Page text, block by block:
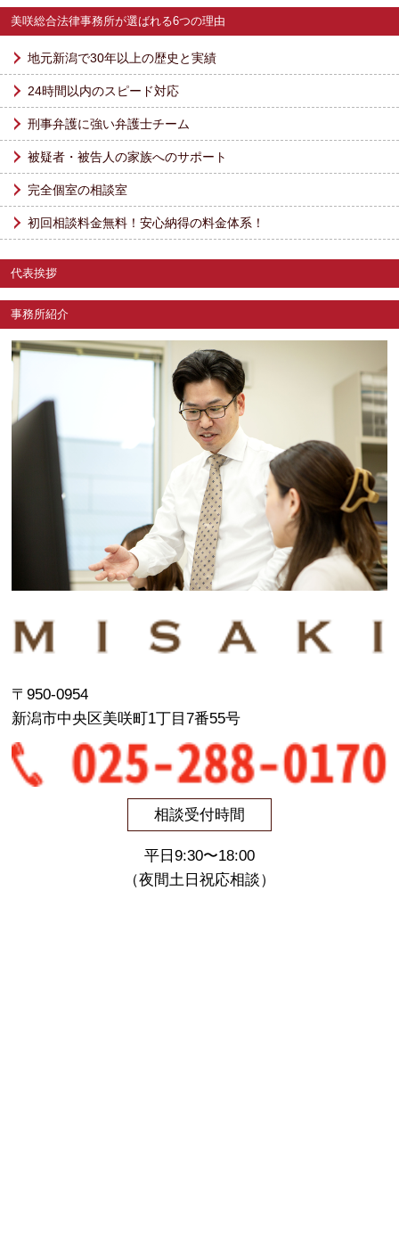
美咲総合法律事務所が選ばれる6つの理由
地元新潟で30年以上の歴史と実績
24時間以内のスピード対応
刑事弁護に強い弁護士チーム
被疑者・被告人の家族へのサポート
完全個室の相談室
初回相談料金無料！安心納得の料金体系！
代表挨拶
事務所紹介
〒950-0954
新潟市中央区美咲町1丁目7番55号
相談受付時間
平日9:30〜18:00
（夜間土日祝応相談）